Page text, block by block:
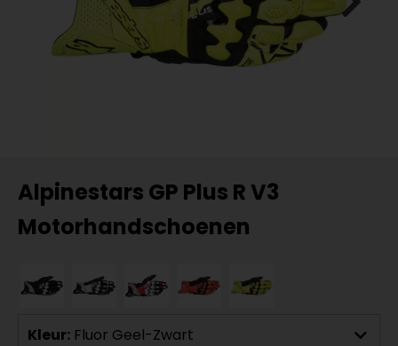
Alpinestars GP Plus R V3
Motorhandschoenen
Kleur: Fluor Geel-Zwart